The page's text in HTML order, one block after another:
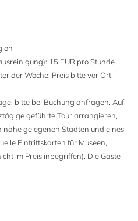
15 EUR pro Stunde
der Woche: Preis bitte vor Ort
bitte bei Buchung anfragen. Auf
geführte Tour arrangieren,
nahe gelegenen Städten und eines
Eintrittskarten für Museen,
im Preis inbegriffen). Die Gäste